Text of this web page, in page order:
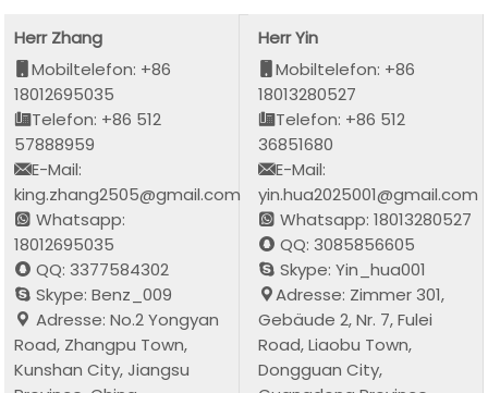
Herr Zhang
Mobiltelefon: +86
18012695035
Telefon: +86 512
57888959
E-Mail:
king.zhang2505@gmail.com
Whatsapp:
18012695035
QQ: 3377584302
Skype: Benz_009
Adresse: No.2 Yongyan
Road, Zhangpu Town,
Kunshan City, Jiangsu
Herr Yin
Mobiltelefon: +86
18013280527
Telefon: +86 512
36851680
E-Mail:
yin.hua2025001@gmail.com
Whatsapp: 18013280527
QQ: 3085856605
Skype: Yin_hua001
Adresse: Zimmer 301,
Gebäude 2, Nr. 7, Fulei
Road, Liaobu Town,
Dongguan City,